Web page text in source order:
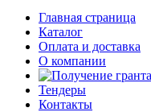
Главная страница
Каталог
Оплата и доставка
О компании
Тендеры
Контакты